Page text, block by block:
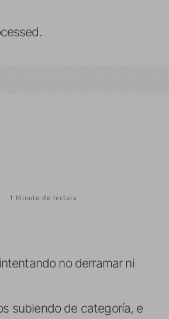
· 1 Minuto de lectura
no derramar ni
subiendo de categoría, e